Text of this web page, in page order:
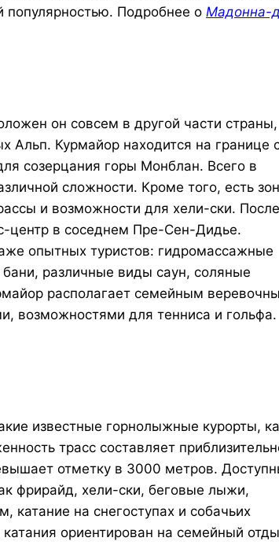
популярностью. Подробнее о Мадонна-
он совсем в другой части страны,
Альп. Курмайор находится на границе
созерцания горы Монблан. Всего в
сложности. Кроме того, есть
и возможности для хели-ски. После
центр в соседнем Пре-Сен-Дидье.
опытных туристов: гидромассажные
различные виды саун, соляные
располагает семейным
возможностями для тенниса и гольфа.
известные горнолыжные курорты,
трасс составляет
отметку в 3000 метров.
фрирайд, хели-ски, беговые лыжи,
катание на снегоступах и собачьих
ориентирован на семейный